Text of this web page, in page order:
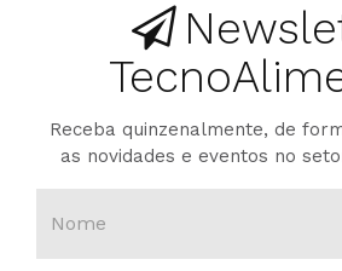
Receba quinzenalmente, de
as novidades e eventos no